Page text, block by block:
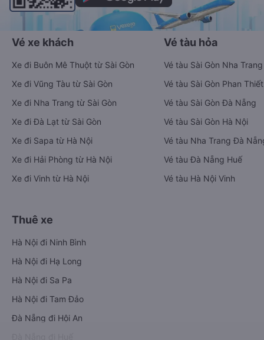
Vé xe khách
Xe đi Buôn Mê Thuột từ Sài Gòn
Xe đi Vũng Tàu từ Sài Gòn
Xe đi Nha Trang từ Sài Gòn
Xe đi Đà Lạt từ Sài Gòn
Xe đi Sapa từ Hà Nội
Xe đi Hải Phòng từ Hà Nội
Xe đi Vinh từ Hà Nội
Vé tàu hỏa
Vé tàu Sài Gòn Nha Trang
Vé tàu Sài Gòn Phan Thiết
Vé tàu Sài Gòn Đà Nẵng
Vé tàu Sài Gòn Hà Nội
Vé tàu Nha Trang Đà
Vé tàu Đà Nẵng Huế
Vé tàu Hà Nội Vinh
Thuê xe
Hà Nội đi Ninh Bình
Hà Nội đi Hạ Long
Hà Nội đi Sa Pa
Hà Nội đi Tam Đảo
Đà Nẵng đi Hội An